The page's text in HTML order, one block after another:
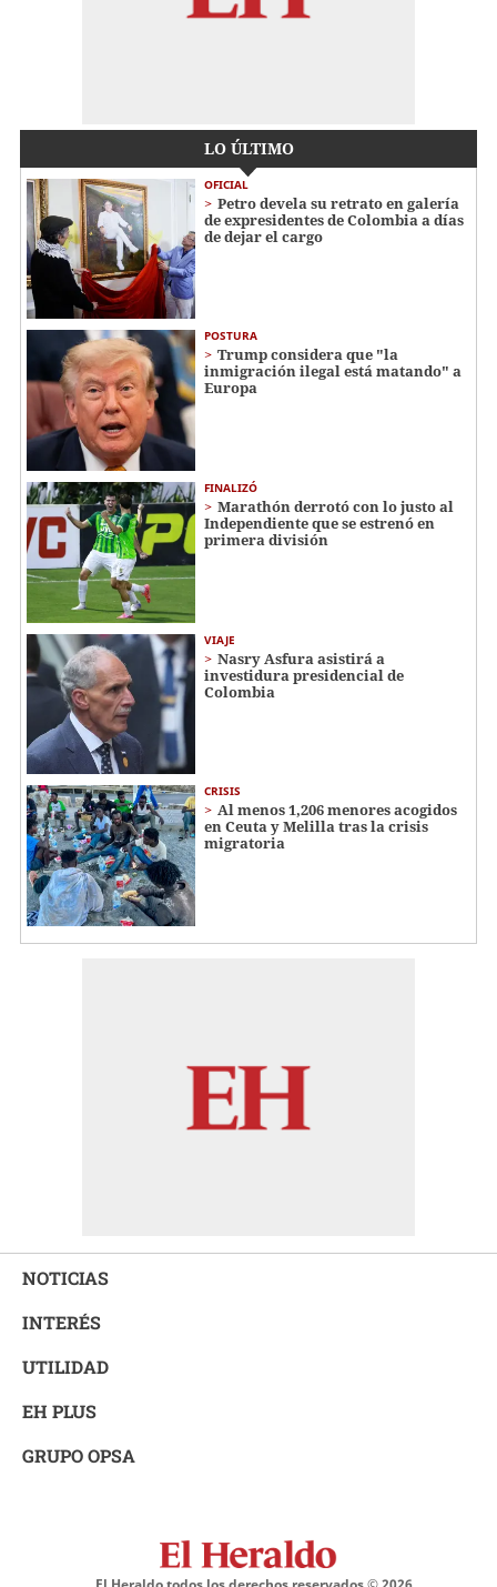
LO ÚLTIMO
OFICIAL
Petro devela su retrato en galería
de expresidentes de Colombia a días
de dejar el cargo
POSTURA
Trump considera que "la
inmigración ilegal está matando" a
Europa
FINALIZÓ
Marathón derrotó con lo justo al
Independiente que se estrenó en
primera división
VIAJE
Nasry Asfura asistirá a
investidura presidencial de
Colombia
CRISIS
Al menos 1,206 menores acogidos
en Ceuta y Melilla tras la crisis
migratoria
NOTICIAS
INTERÉS
UTILIDAD
EH PLUS
GRUPO OPSA